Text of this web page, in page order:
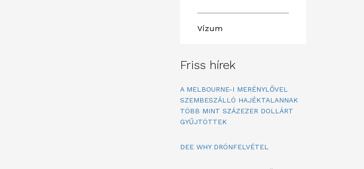
Vízum
Friss hírek
A MELBOURNE-I MERÉNYLŐVEL
SZEMBESZÁLLÓ HAJÉKTALANNAK
TÖBB MINT SZÁZEZER DOLLÁRT
GYŰJTÖTTEK
DEE WHY DRÓNFELVÉTEL